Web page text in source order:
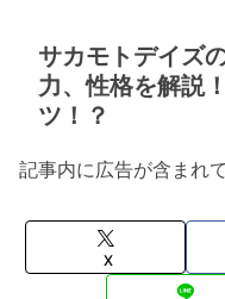
サカモトデイズ
力、性格を解説
ツ！？
記事内に広告が含まれ
X